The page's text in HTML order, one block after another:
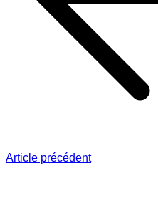
Article précédent